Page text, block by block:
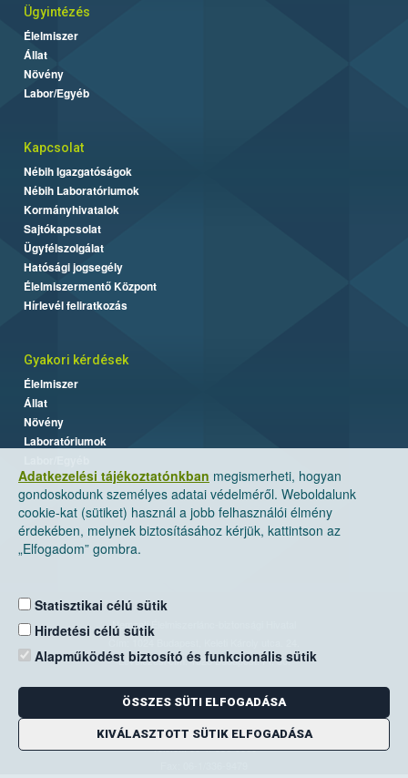
Adatkezelési tájékoztatónkban megismerheti, hogyan
gondoskodunk személyes adatai védelméről. Weboldalunk
cookie-kat (sütiket) használ a jobb felhasználói élmény
érdekében, melynek biztosításához kérjük, kattintson az
„Elfogadom” gombra.
Statisztikai célú sütik
Hirdetési célú sütik
Alapműködést biztosító és funkcionális sütik
ÖSSZES SÜTI ELFOGADÁSA
KIVÁLASZTOTT SÜTIK ELFOGADÁSA
Ügyintézés
Élelmiszer
Állat
Növény
Labor/Egyéb
Kapcsolat
Nébih Igazgatóságok
Nébih Laboratóriumok
Kormányhivatalok
Sajtókapcsolat
Ügyfélszolgálat
Hatósági jogsegély
Élelmiszermentő Központ
Hírlevél feliratkozás
Gyakori kérdések
Élelmiszer
Állat
Növény
Laboratóriumok
Nemzeti Élelmiszerlánc-biztonsági Hivatal
Levelezési cím: 1525 Budapest. Pf. 30.
E-mail:ugyfelszolgalat@nebih.gov.hu
Zöld szám: 06-80/263-244
Telefon: 06-1/ 336-9000